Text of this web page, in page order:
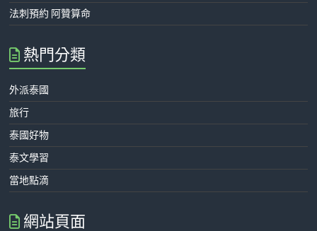
法刺預約 阿贊算命
熱門分類
外派泰國
旅行
泰國好物
泰文學習
當地點滴
網站頁面